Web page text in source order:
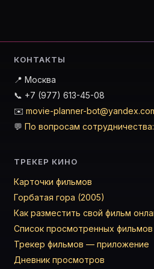
КОНТАКТЫ
📍 Москва
📞 +7 (977) 613-45-08
✉️ movie-planner-
💬 По вопросам
ТРЕКЕР КИНО
Карточки фильмов
Горбатая гора (2005)
Как разместить свой фильм
Список просмотренных фильмов
Трекер фильмов — приложение
Дневник просмотров